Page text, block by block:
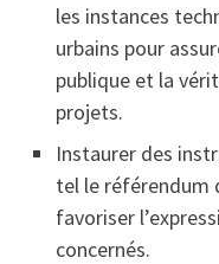
les instances
urbains pour
publique et la
projets.
Instaurer des
tel le référendum
favoriser
concernés.